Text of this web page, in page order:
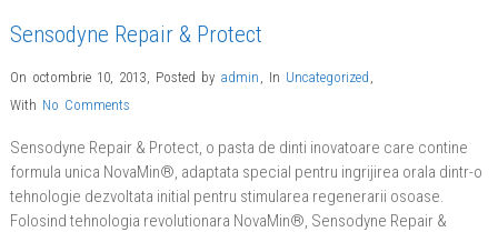
Sensodyne Repair & Protect
On octombrie 10, 2013, Posted by admin , In Uncategorized ,
With No Comments
Sensodyne Repair & Protect, o pasta de dinti inovatoare care contine
formula unica NovaMin®, adaptata special pentru ingrijirea orala dintr-o
tehnologie dezvoltata initial pentru stimularea regenerarii osoase.
Folosind tehnologia revolutionara NovaMin®, Sensodyne Repair &